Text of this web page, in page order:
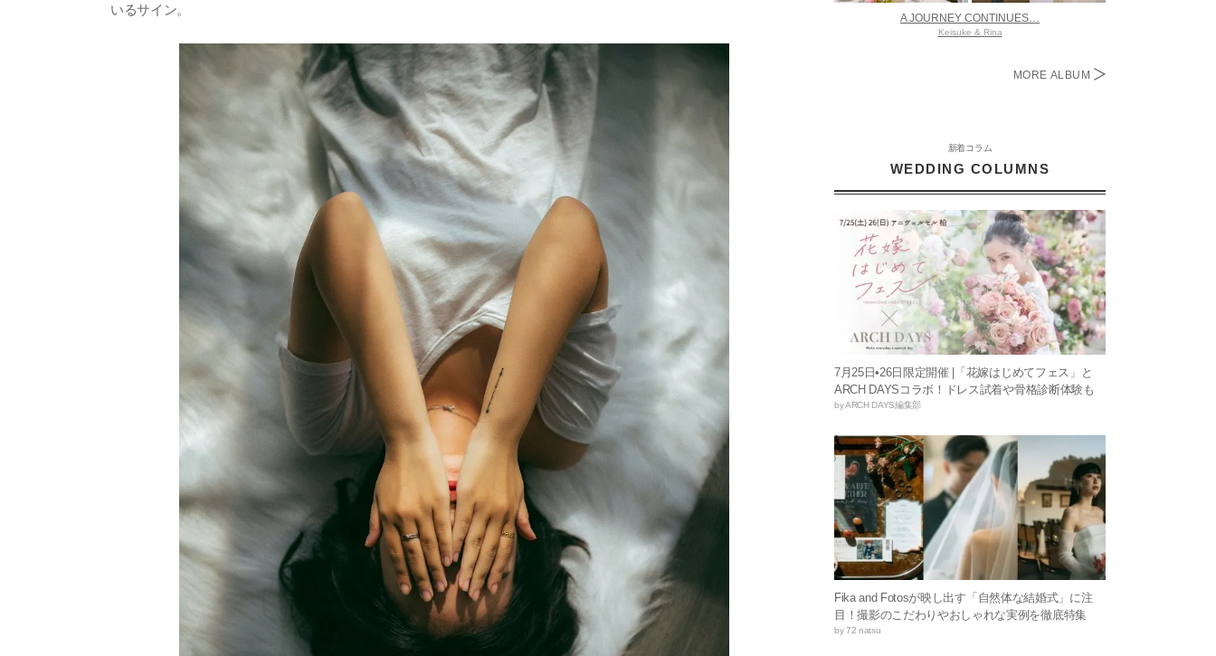
いるサイン。
A JOURNEY CONTINUES…
Keisuke & Rina
MORE ALBUM
新着コラム
WEDDING COLUMNS
7月25日•26日限定開催 |「花嫁はじめてフェス」と
ARCH DAYSコラボ！ドレス試着や骨格診断体験も
by ARCH DAYS編集部
Fika and Fotosが映し出す「自然体な結婚式」に注
目！撮影のこだわりやおしゃれな実例を徹底特集
by 72 natsu